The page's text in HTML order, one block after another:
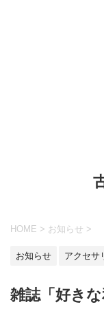
HOME > お知らせ >
お知らせ アクセサ
雑誌「好き